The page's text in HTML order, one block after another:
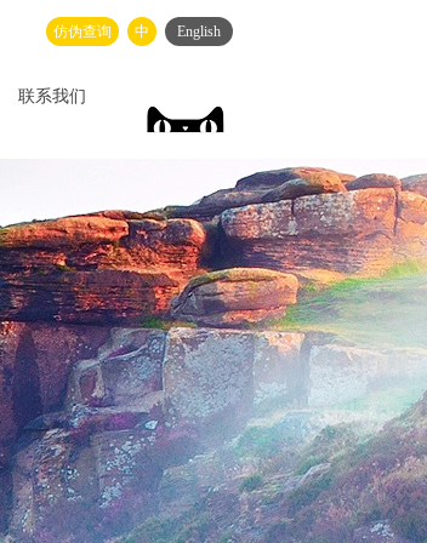
仿伪查询 中 English
联系我们